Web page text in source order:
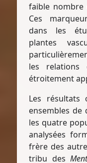
faible nombre
Ces
dans les
plantes
les relations
étroitement
Les
ensembles de
les quatre
analysées
frère des
tribu des